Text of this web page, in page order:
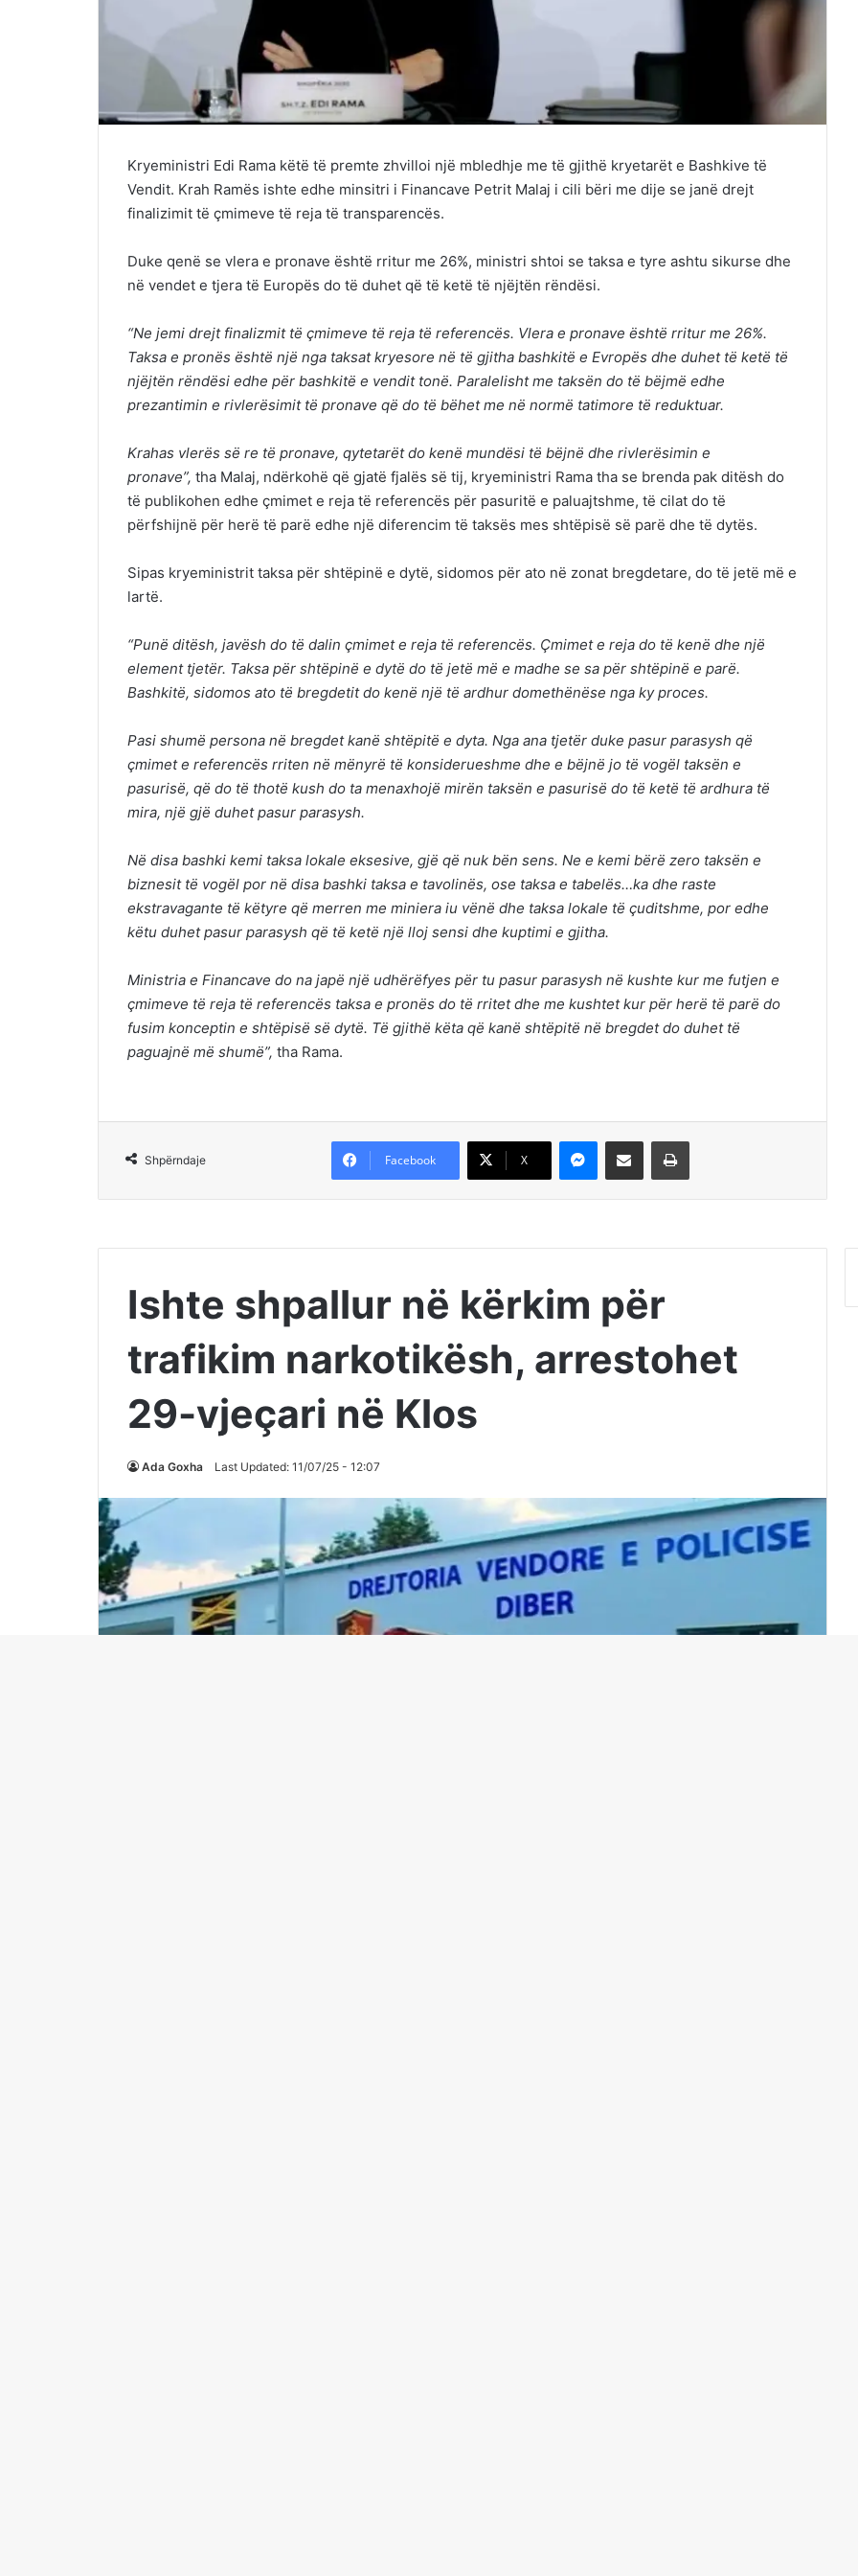
Kryeministri Edi Rama këtë të premte zhvilloi një mbledhje me të gjithë kryetarët e Bashkive të
Vendit. Krah Ramës ishte edhe minsitri i Financave Petrit Malaj i cili bëri me dije se janë drejt
finalizimit të çmimeve të reja të transparencës.
Duke qenë se vlera e pronave është rritur me 26%, ministri shtoi se taksa e tyre ashtu sikurse dhe
në vendet e tjera të Europës do të duhet që të ketë të njëjtën rëndësi.
“Ne jemi drejt finalizmit të çmimeve të reja të referencës. Vlera e pronave është rritur me 26%.
Taksa e pronës është një nga taksat kryesore në të gjitha bashkitë e Evropës dhe duhet të ketë të
njëjtën rëndësi edhe për bashkitë e vendit tonë. Paralelisht me taksën do të bëjmë edhe
prezantimin e rivlerësimit të pronave që do të bëhet me në normë tatimore të reduktuar.
Krahas vlerës së re të pronave, qytetarët do kenë mundësi të bëjnë dhe rivlerësimin e
pronave”, tha Malaj, ndërkohë që gjatë fjalës së tij, kryeministri Rama tha se brenda pak ditësh do
të publikohen edhe çmimet e reja të referencës për pasuritë e paluajtshme, të cilat do të
përfshijnë për herë të parë edhe një diferencim të taksës mes shtëpisë së parë dhe të dytës.
Sipas kryeministrit taksa për shtëpinë e dytë, sidomos për ato në zonat bregdetare, do të jetë më e
lartë.
“Punë ditësh, javësh do të dalin çmimet e reja të referencës. Çmimet e reja do të kenë dhe një
element tjetër. Taksa për shtëpinë e dytë do të jetë më e madhe se sa për shtëpinë e parë.
Bashkitë, sidomos ato të bregdetit do kenë një të ardhur domethënëse nga ky proces.
Pasi shumë persona në bregdet kanë shtëpitë e dyta. Nga ana tjetër duke pasur parasysh që
çmimet e referencës rriten në mënyrë të konsiderueshme dhe e bëjnë jo të vogël taksën e
pasurisë, që do të thotë kush do ta menaxhojë mirën taksën e pasurisë do të ketë të ardhura të
mira, një gjë duhet pasur parasysh.
Në disa bashki kemi taksa lokale eksesive, gjë që nuk bën sens. Ne e kemi bërë zero taksën e
biznesit të vogël por në disa bashki taksa e tavolinës, ose taksa e tabelës…ka dhe raste
ekstravagante të këtyre që merren me miniera iu vënë dhe taksa lokale të çuditshme, por edhe
këtu duhet pasur parasysh që të ketë një lloj sensi dhe kuptimi e gjitha.
Ministria e Financave do na japë një udhërëfyes për tu pasur parasysh në kushte kur me futjen e
çmimeve të reja të referencës taksa e pronës do të rritet dhe me kushtet kur për herë të parë do
fusim konceptin e shtëpisë së dytë. Të gjithë këta që kanë shtëpitë në bregdet do duhet të
paguajnë më shumë”, tha Rama.
Shpërndaje Facebook X
Messenger Shpërndajeni me anë të postës elektronike Printoje